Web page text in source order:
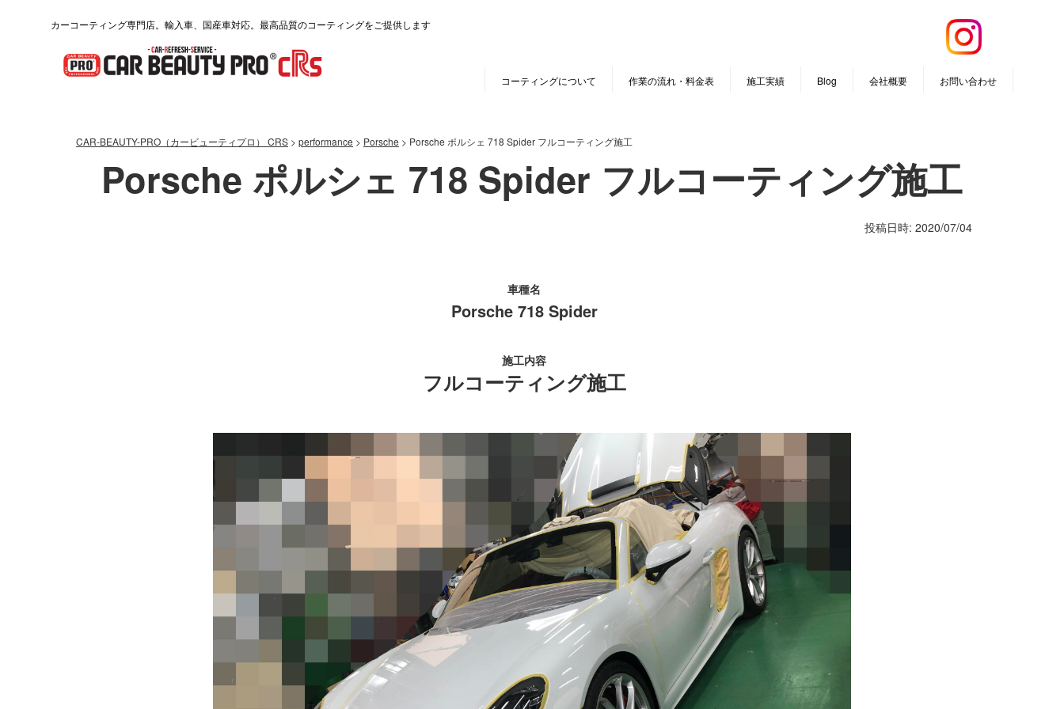
カーコーティング専門店。輸入車、国産車対応。最高品質のコーティングをご提供します
コーティングについて 作業の流れ・料金表 施工実績 Blog 会社概要 お問い合わせ
CAR-BEAUTY-PRO（カービューティプロ） CRS > performance > Porsche > Porsche ポルシェ 718 Spider フルコーティング施工
Porsche ポルシェ 718 Spider フルコーティング施工
投稿日時: 2020/07/04
車種名
Porsche 718 Spider
施工内容
フルコーティング施工